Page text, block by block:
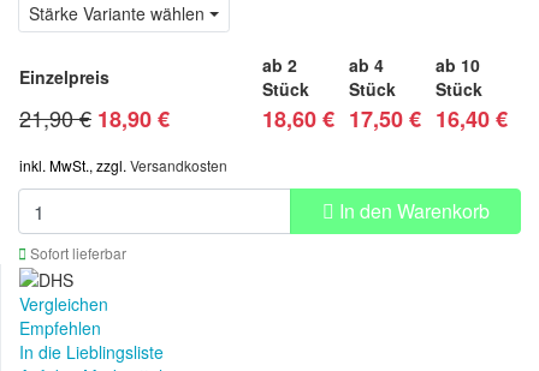
Stärke Variante wählen
Einzelpreis
ab 2
Stück
ab 4
Stück
ab 10
Stück
21,90 € 18,90€ 18,60 € 17,50 € 16,40 €
inkl. MwSt., zzgl.Versandkosten
In den Warenkorb
Sofort lieferbar
Vergleichen
Empfehlen
In die Lieblingsliste